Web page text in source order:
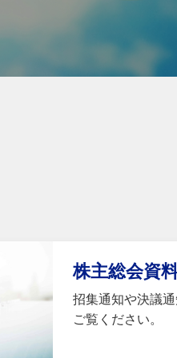
株主総会資
招集通知や決議
ご覧ください。